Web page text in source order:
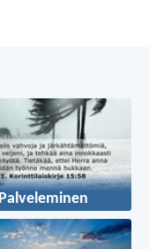
Palveleminen